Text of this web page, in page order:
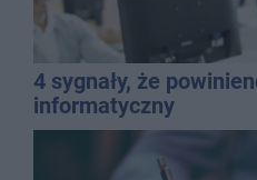
4 sygnały, że
informatyczny